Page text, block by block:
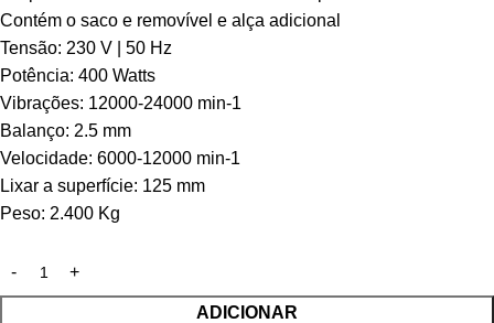
Contém o saco e removível e alça adicional
Tensão: 230 V | 50 Hz
Potência: 400 Watts
Vibrações: 12000-24000 min-1
Balanço: 2.5 mm
Velocidade: 6000-12000 min-1
Lixar a superfície: 125 mm
Peso: 2.400 Kg
ADICIONAR